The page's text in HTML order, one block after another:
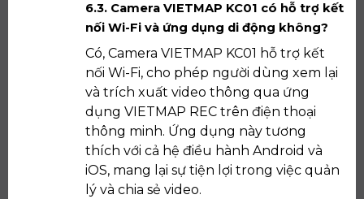
6.3. Camera VIETMAP KC01 có hỗ trợ kết
nối Wi-Fi và ứng dụng di động không?
Có, Camera VIETMAP KC01 hỗ trợ kết
nối Wi-Fi, cho phép người dùng xem lại
và trích xuất video thông qua ứng
dụng VIETMAP REC trên điện thoại
thông minh. Ứng dụng này tương
thích với cả hệ điều hành Android và
iOS, mang lại sự tiện lợi trong việc quản
lý và chia sẻ video.